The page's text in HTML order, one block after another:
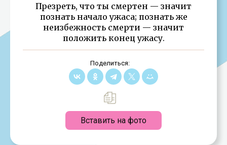
Презреть, что ты смертен — значит
познать начало ужаса; познать же
неизбежность смерти — значит
положить конец ужасу.
Поделиться:
Вставить на фото